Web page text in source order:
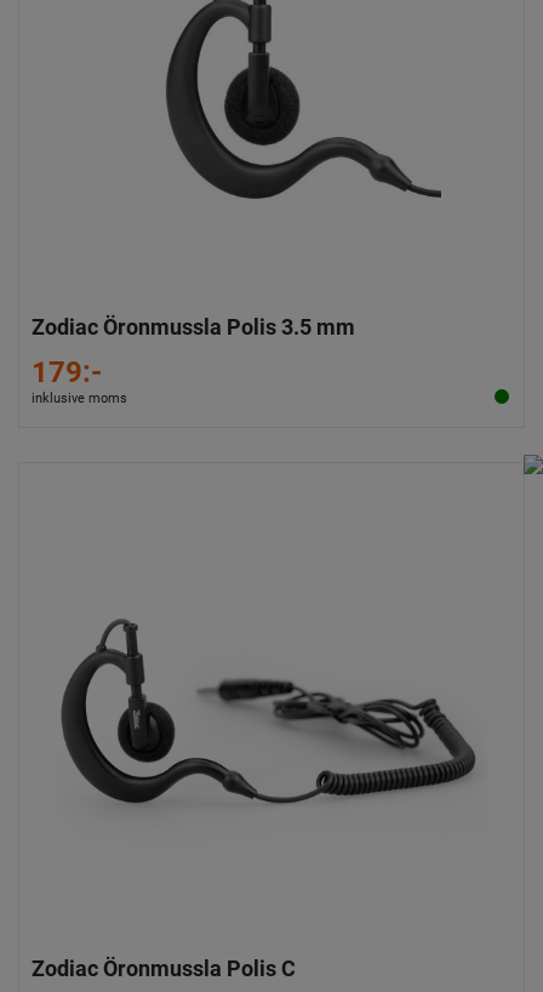
Zodiac Öronmussla Polis 3.5 mm
179:-
inklusive moms
Zodiac Öronmussla Polis C